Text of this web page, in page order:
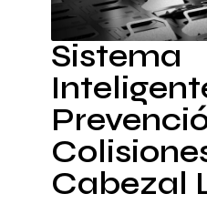
Sistema
Cabezal